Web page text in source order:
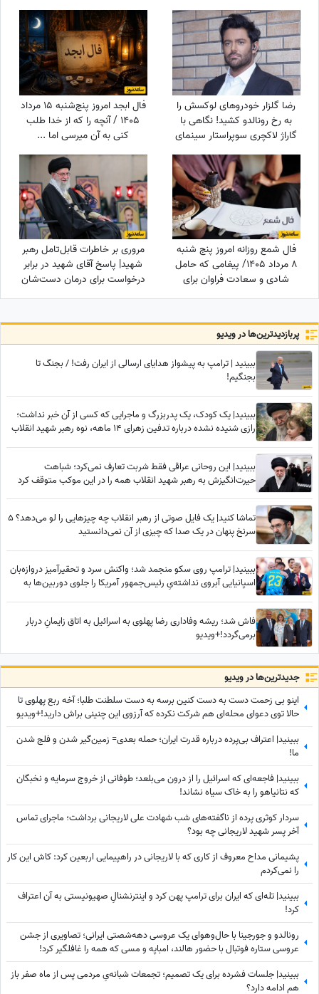
بهش میگن آقازاده سینمای ایران
رضا گلزار خودروهای لوکسش را
به رخ رونالدو کشید! نگاهی با
گاراژ لاکچری سوپراستار سینمای
فال ابجد امروز پنج‌شنبه 15 مرداد
1405 / آنچه را که از خدا طلب
کنی به آن میرسی اما ...
فال شمع روزانه امروز پنج شنبه
8 مرداد 1405/ پیغامی که حامل
شادی و سعادت فراوان برای
شماست ، به شما خواهد رسید
مروری بر خاطرات قابل‌تامل رهبر
شهید| پاسخ آقای شهید در برابر
درخواست برای درمان دست‌شان
با طب سوزنی در چین: در ایران
پربازدید‌ترین‌ها در ویدیو
ببینید | ترامپ به پیشواز هدایای ارسالی از ایران رفت! / بجنگ تا
بجنگیم!
ببینید| یک کودک، یک پدربزرگ و ماجرایی که کسی از آن خبر نداشت؛
رازی شنیده نشده درباره تدفین زهرای 14 ماهه، نوه رهبر شهید انقلاب
ببینید| این روحانی عراقی فقط شربت تعارف نمی‌کرد؛ شباهت
حیرت‌انگیزش به رهبر شهید انقلاب همه را در این موکب متوقف کرد
تماشا کنید| یک فایل صوتی از رهبر انقلاب چه چیزهایی را لو می‌دهد؟ 5
سرنخ پنهان در یک صدا که چیزی از آن نمی‌دانستید
ببینید| ترامپ روی سکو منجمد شد؛ واکنش سرد و تحقیرآمیز دروازه‌بان
اسپانیایی آبروی نداشته‌یِ رئیس‌جمهور آمریکا را جلوی دوربین‌ها به
فاش شد؛ ریشه وفاداری رضا پهلوی به اسرائیل به اتاق زایمانِ دربار
برمی‌گردد!+ویدیو
جدید‌ترین‌ها در ویدیو
اینو بی زحمت دست به دست کنین برسه به دست سلطنت طلبا؛ آخه ربع پهلوی تا
حالا توی دعوای محله‌ای هم شرکت نکرده که آرزوی این چنینی براش دارید!+ویدیو
ببینید| اعتراف بی‌پرده درباره قدرت ایران؛ حمله بعدی= زمین‌گیر شدن و فلج شدن
ما!
ببینید| فاجعه‌ای که اسرائیل را از درون می‌بلعد؛ طوفانی از خروج سرمایه و نخبگان
که نتانیاهو را به خاک سیاه نشاند!
سردار کوثری پرده از ناگفته‌های شب شهادت علی لاریجانی برداشت؛ ماجرای تماس
آخر پسر شهید لاریجانی چه بود؟
پشیمانی مداح معروف از کاری که با لاریجانی در راهپیمایی اربعین کرد: کاش این کار
را نمی‌کردم
ببینید| تله‌ای که ایران برای ترامپ پهن کرد و اینترنشنالِ صهیونیستی به آن اعتراف
کرد!
رونالدو و جورجینا با حال‌وهوای یک عروسی دهه‌شصتی ایرانی؛ تصاویری از جشن
عروسی ستاره فوتبال با حضور هالند، امباپه و مسی که همه را غافلگیر کرد!
ببینید| جلسات فشرده برای یک تصمیم؛ تجمعات شبانه‌یِ مردمی پس از ماه صفر باز
هم ادامه دارد؟